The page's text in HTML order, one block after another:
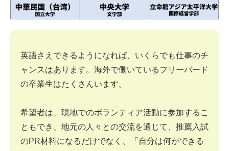
英語さえできるようになれば、いくらでも仕事のチ
ャンスはあります。海外で働いているフリーバード
の卒業生はたくさんいます。
希望者は、現地でのボランティア活動に参加するこ
ともでき、地元の人々との交流を通じて、推薦入試
のPR材料になるだけでなく、「自分は何ができる